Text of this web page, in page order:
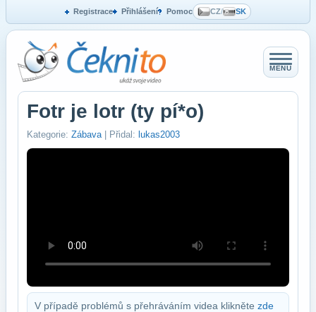
Registrace Přihlášení Pomoc CZ/ SK
MENU
Fotr je lotr (ty pí*o)
Kategorie: Zábava | Přidal: lukas2003
V případě problémů s přehráváním videa klikněte zde